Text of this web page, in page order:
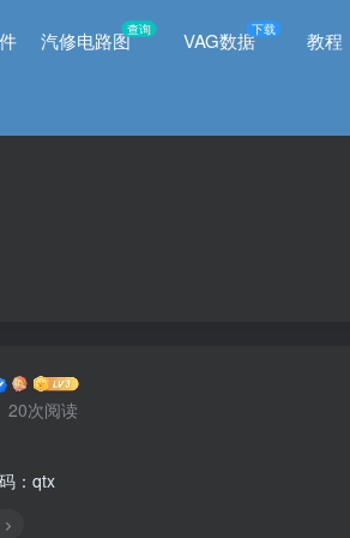
汽修电路图查询 VAG数据下载 教程
20次阅读
：qtx